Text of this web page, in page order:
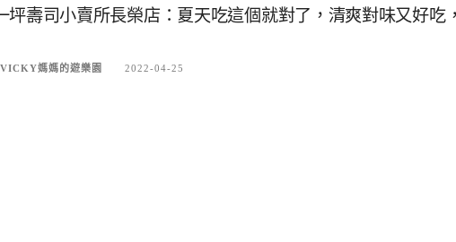
坪壽司小賣所長榮店：夏天吃這個就對了，清爽對味又好吃
VICKY媽媽的遊樂園 2022-04-25